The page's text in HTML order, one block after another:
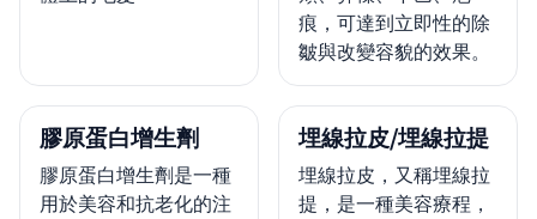
痕，可達到立即性的除
皺與改變容貌的效果。
膠原蛋白增生劑
膠原蛋白增生劑是一種
用於美容和抗老化的注
埋線拉皮/埋線拉提
埋線拉皮，又稱埋線拉
提，是一種美容療程，